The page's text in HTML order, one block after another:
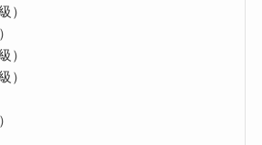
）
）
）